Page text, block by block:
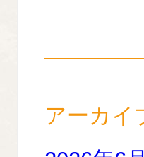
アーカイ